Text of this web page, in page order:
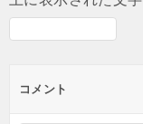
コメント